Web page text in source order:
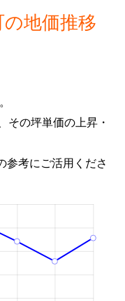
地価推移
その坪単価の上昇・
参考にご活用くださ